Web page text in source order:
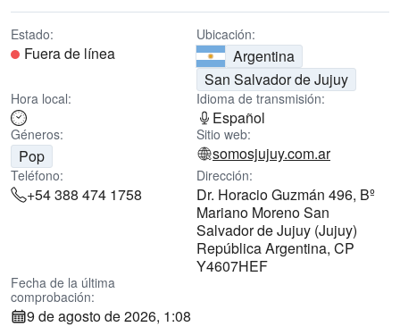
Estado:
Fuera de línea
Ubicación:
Argentina
San Salvador de Jujuy
Hora local: Idioma de transmisión:
Español
Géneros:
Pop
Sitio web:
somosjujuy.com.ar
Teléfono:
+54 388 474 1758
Dirección:
Dr. Horacio Guzmán 496, Bº
Mariano Moreno San
Salvador de Jujuy (Jujuy)
República Argentina, CP
Y4607HEF
Fecha de la última
comprobación:
9 de agosto de 2026, 1:08